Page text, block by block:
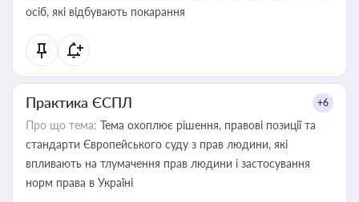
осіб, які відбувають покарання
Практика ЄСПЛ +6
Про що тема: Тема охоплює рішення, правові позиції та
стандарти Європейського суду з прав людини, які
впливають на тлумачення прав людини і застосування
норм права в Україні